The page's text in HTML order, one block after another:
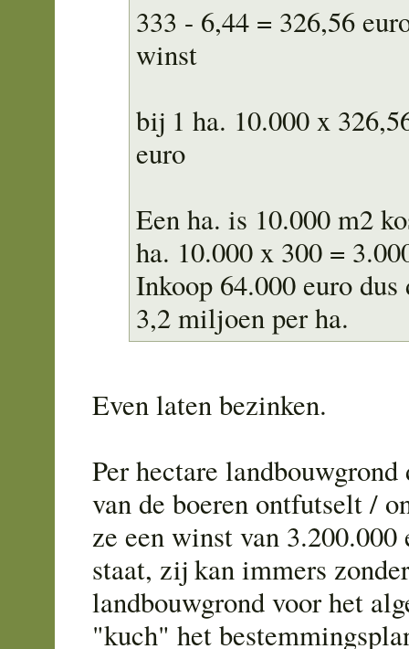
333 - 6,44 = 326,56
winst
bij 1 ha. 10.000 x
euro
Een ha. is 10.000 m2
ha. 10.000 x 300 =
Inkoop 64.000 euro
3,2 miljoen per ha.
Even laten bezinken.
Per hectare
van de boeren ontfutselt /
ze een winst van
staat, zij kan immers
landbouwgrond voor het
"kuch" het